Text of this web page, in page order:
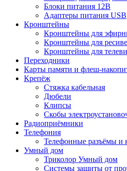
Блоки питания 12В
Адаптеры питания USB
Кронштейны
Кронштейны для
Кронштейны для
Кронштейны для
Переходники
Карты памяти и флеш-
Крепёж
Стяжка кабельная
Дюбели
Клипсы
Скобы
Радиоприёмники
Телефония
Телефонные разъёмы и
Умный дом
Триколор Умный дом
Системы защиты от